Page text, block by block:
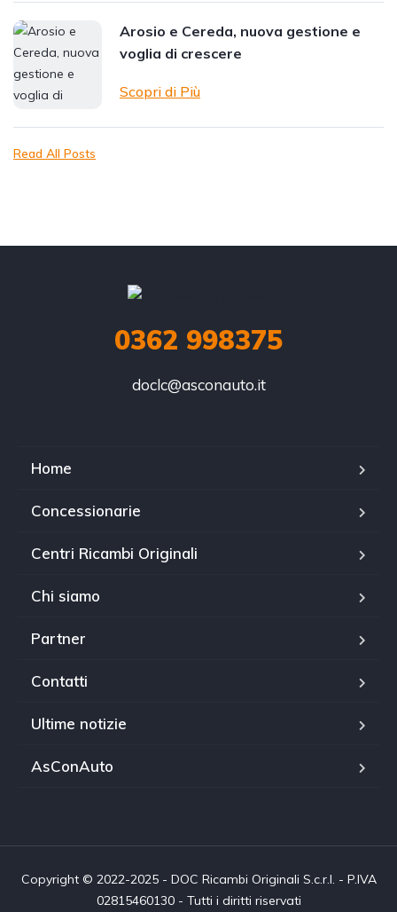
Arosio e Cereda, nuova gestione e
voglia di crescere
Scopri di Più
Read All Posts
0362 998375
doclc@asconauto.it
Home
Concessionarie
Centri Ricambi Originali
Chi siamo
Partner
Contatti
Ultime notizie
AsConAuto
Copyright © 2022-2025 - DOC Ricambi Originali S.c.r.l. - P.IVA
02815460130 - Tutti i diritti riservati